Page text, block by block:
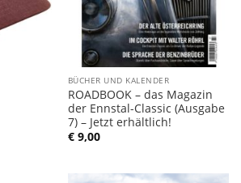
BÜCHER UND KALENDER
ROADBOOK – das Magazin
der Ennstal-Classic (Ausgabe
7) – Jetzt erhältlich!
€9,00